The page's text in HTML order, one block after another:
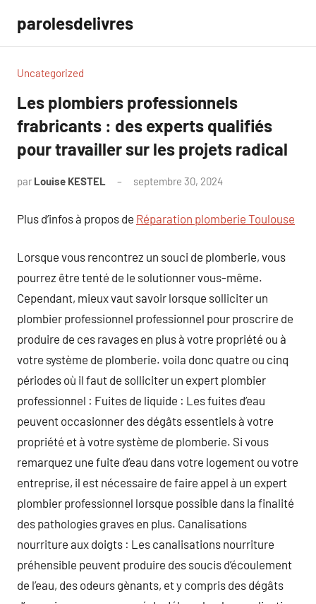
contenu
parolesdelivres
Uncategorized
Les plombiers professionnels
frabricants : des experts qualifiés
pour travailler sur les projets radical
par Louise KESTEL septembre 30, 2024
Plus d’infos à propos de Réparation plomberie Toulouse
Lorsque vous rencontrez un souci de plomberie, vous
pourrez être tenté de le solutionner vous-même.
Cependant, mieux vaut savoir lorsque solliciter un
plombier professionnel professionnel pour proscrire de
produire de ces ravages en plus à votre propriété ou à
votre système de plomberie. voila donc quatre ou cinq
périodes où il faut de solliciter un expert plombier
professionnel : Fuites de liquide : Les fuites d’eau
peuvent occasionner des dégâts essentiels à votre
propriété et à votre système de plomberie. Si vous
remarquez une fuite d’eau dans votre logement ou votre
entreprise, il est nécessaire de faire appel à un expert
plombier professionnel lorsque possible dans la finalité
des pathologies graves en plus. Canalisations
nourriture aux doigts : Les canalisations nourriture
préhensible peuvent produire des soucis d’écoulement
de l’eau, des odeurs gènants, et y compris des dégâts